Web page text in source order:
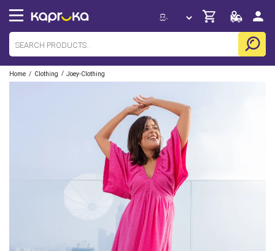
Home / Clothing / Joey-Clothing